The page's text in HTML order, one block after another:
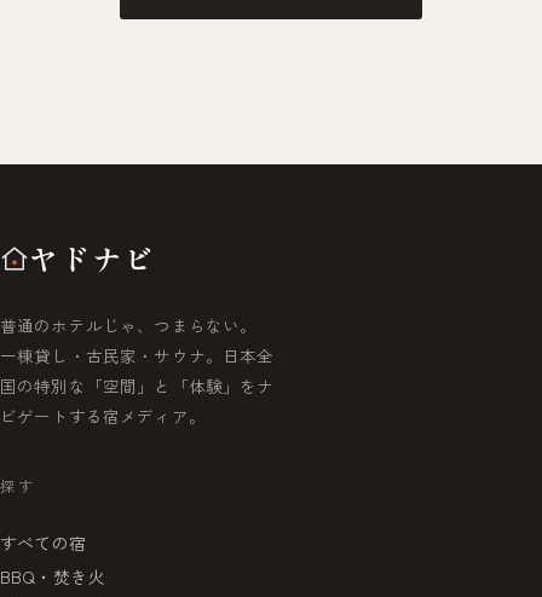
ヤドナビ
普通のホテルじゃ、つまらない。
一棟貸し・古民家・サウナ。日本全
国の特別な「空間」と「体験」をナ
ビゲートする宿メディア。
探す
すべての宿
BBQ・焚き火